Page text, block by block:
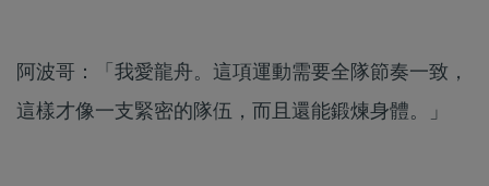
阿波哥：「我愛龍舟。這項運動需要全隊節奏一致，
這樣才像一支緊密的隊伍，而且還能鍛煉身體。」